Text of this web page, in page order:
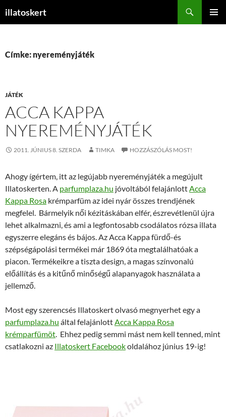
illatoskert
Címke: nyereményjáték
JÁTÉK
ACCA KAPPA
NYEREMÉNYJÁTÉK
2011. JÚNIUS 8. SZERDA TIMKA HOZZÁSZÓLÁS MOST!
Ahogy ígértem, itt az legújabb nyereményjáték a megújult
Illatoskerten. A parfumplaza.hu jóvoltából felajánlottAcca
Kappa Rosa krémparfüm az idei nyár összes trendjének
megfelel. Bármelyik női kézitáskában elfér, észrevétlenül újra
lehet alkalmazni, és ami a legfontosabb csodálatos rózsa illata
egyszerre elegáns és bájos. Az Acca Kappa fürdő-és
szépségápolási termékei már 1869 óta megtalálhatóak a
piacon. Termékeikre a tiszta design, a magas színvonalú
előállítás és a kitűnő minőségű alapanyagok használata a
jellemző.
Most egy szerencsés Illatoskert olvasó megnyerhet egy a
parfumplaza.hu által felajánlottAcca Kappa Rosa
krémparfümöt. Ehhez pedig semmi mást nem kell tenned, mint
csatlakozni az Illatoskert Facebookoldalához június 19-ig!